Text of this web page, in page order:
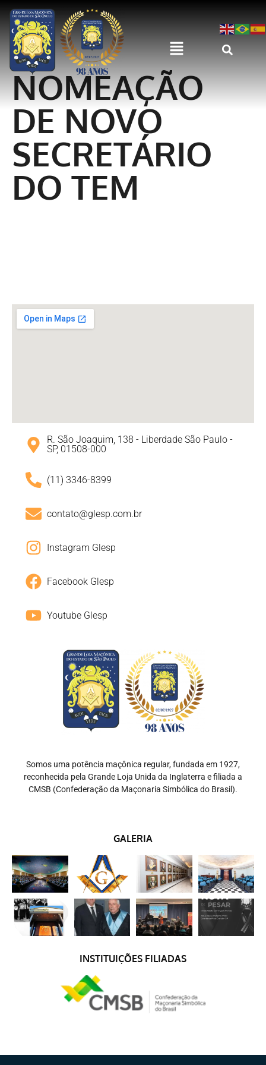
NOMEAÇÃO
DE NOVO
SECRETÁRIO
DO TEM
R. São Joaquim, 138 - Liberdade São Paulo -
SP, 01508-000
(11) 3346-8399
contato@glesp.com.br
Instagram Glesp
Facebook Glesp
Youtube Glesp
Somos uma potência maçônica regular, fundada em 1927,
reconhecida pela Grande Loja Unida da Inglaterra e filiada a
CMSB (Confederação da Maçonaria Simbólica do Brasil).
GALERIA
INSTITUIÇÕES FILIADAS